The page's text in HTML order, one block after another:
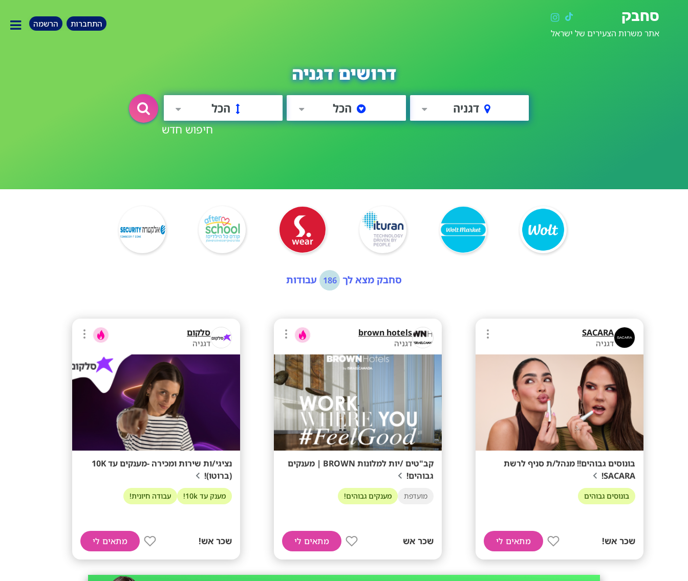
סחבק
אתר משרות הצעירים של ישראל
התחברות הרשמה
דרושים דגניה
דגניה הכל הכל
חיפוש חדש
סחבק מצא לך 186 עבודות
SACARA
דגניה
בונוסים גבוהים!! מנהל/ת סניף לרשת
SACARA!
בונוסים גבוהים
שכר אש! מתאים לי
brown hotels
דגניה
קב"טים /יות למלונות BROWN | מענקים
גבוהים!
מועדפת מענקים גבוהים!
שכר אש מתאים לי
סלקום
דגניה
נציגי/ות שירות ומכירה -מענקים עד 10K
(ברוטו)!
מענק עד 10k! עבודה חיונית!
שכר אש! מתאים לי